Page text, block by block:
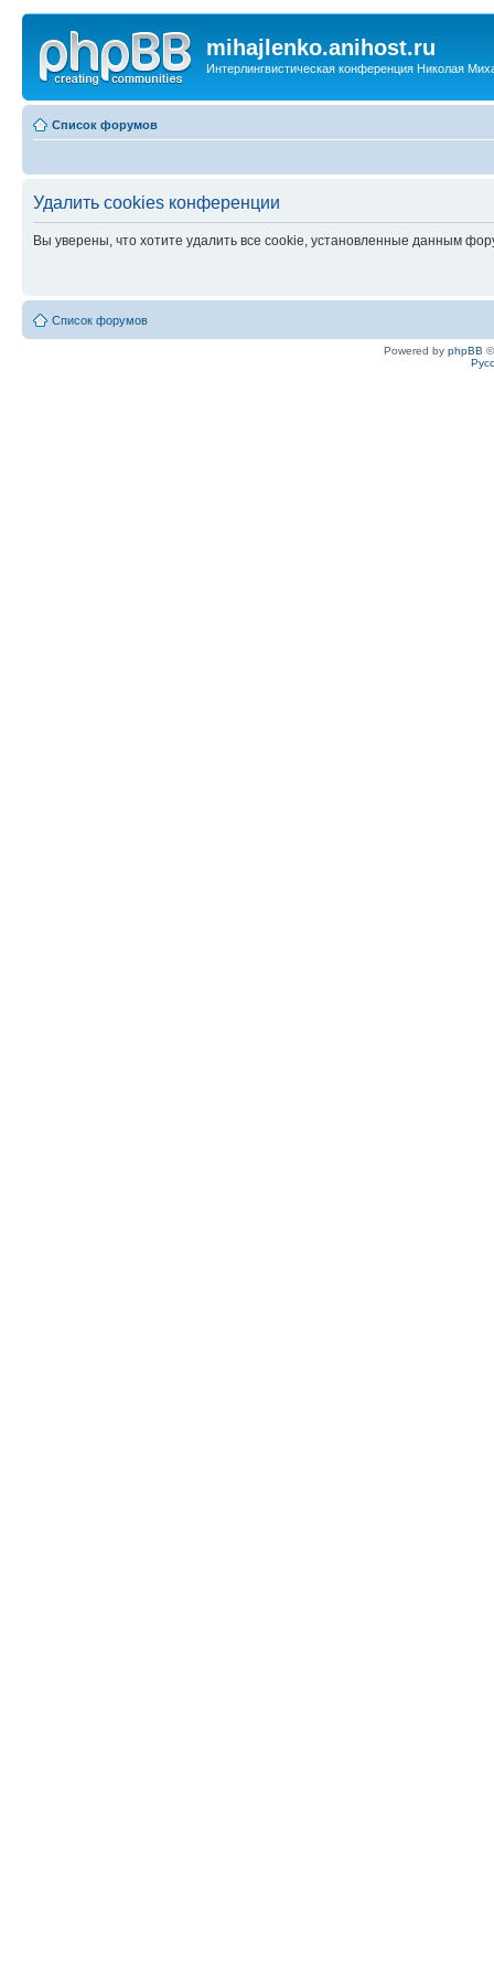
mihajlenko.anihost.ru
Интерлингвистическая конференция Николая
Список форумов
Удалить cookies конференции
Вы уверены, что хотите удалить все cookie, установленные данным
Список форумов
Powered by phpBB